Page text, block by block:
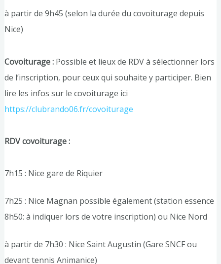
à partir de 9h45 (selon la durée du covoiturage depuis
Nice)
Covoiturage :Possible et lieux de RDV à sélectionner lors
de l’inscription, pour ceux qui souhaite y participer. Bien
lire les infos sur le covoiturage ici
https://clubrando06.fr/covoiturage
RDV covoiturage :
7h15 : Nice gare de Riquier
7h25 : Nice Magnan possible également (station essence
8h50: à indiquer lors de votre inscription) ou Nice Nord
à partir de 7h30 : Nice Saint Augustin (Gare SNCF ou
devant tennis Animanice)